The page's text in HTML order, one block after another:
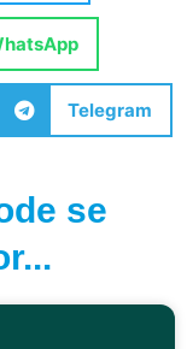
Telegram
se